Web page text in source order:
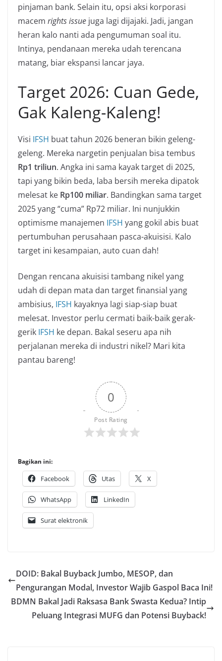
pinjaman bank. Selain itu, opsi aksi korporasi
macem rights issue juga lagi dijajaki. Jadi, jangan
heran kalo nanti ada pengumuman soal itu.
Intinya, pendanaan mereka udah terencana
matang, biar ekspansi lancar jaya.
Target 2026: Cuan Gede,
Gak Kaleng-Kaleng!
Visi IFSH buat tahun 2026 beneran bikin geleng-
geleng. Mereka nargetin penjualan bisa tembus
Rp1 triliun. Angka ini sama kayak target di 2025,
tapi yang bikin beda, laba bersih mereka dipatok
melesat ke Rp100 miliar. Bandingkan sama target
2025 yang “cuma” Rp72 miliar. Ini nunjukkin
optimisme manajemen IFSH yang gokil abis buat
pertumbuhan perusahaan pasca-akuisisi. Kalo
target ini kesampaian, auto cuan dah!
Dengan rencana akuisisi tambang nikel yang
udah di depan mata dan target finansial yang
ambisius, IFSH kayaknya lagi siap-siap buat
melesat. Investor perlu cermati baik-baik gerak-
gerik IFSH ke depan. Bakal seseru apa nih
perjalanan mereka di industri nikel? Mari kita
pantau bareng!
0
Post Rating
Bagikan ini:
Facebook Utas X
WhatsApp LinkedIn
Surat elektronik
DOID: Bakal Buyback Jumbo, MESOP, dan
Pengurangan Modal, Investor Wajib Gaspol Baca Ini!
BDMN Bakal Jadi Raksasa Bank Swasta Kedua? Intip
Peluang Integrasi MUFG dan Potensi Buyback!